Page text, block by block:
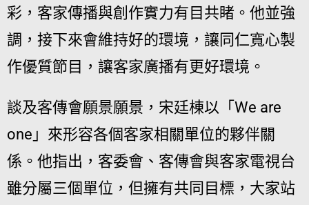
彩，客家傳播與創作實力有目共睹。他並強
調，接下來會維持好的環境，讓同仁寬心製
作優質節目，讓客家廣播有更好環境。
談及客傳會願景願景，宋廷棟以「We are
one」來形容各個客家相關單位的夥伴關
係。他指出，客委會、客傳會與客家電視台
雖分屬三個單位，但擁有共同目標，大家站